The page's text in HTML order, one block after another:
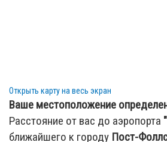
Открыть карту на весь экран
Ваше местоположение
Расстояние от вас до аэропорта
ближайшего к городу Пост-